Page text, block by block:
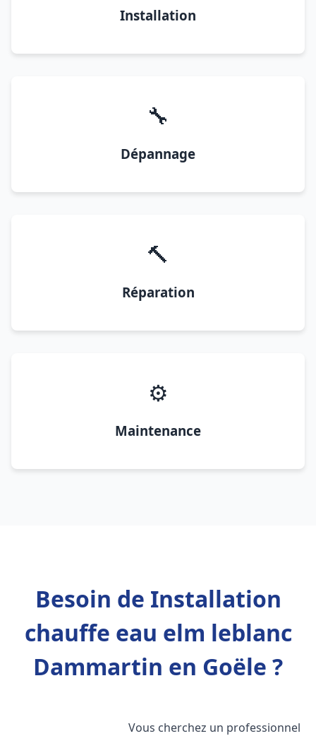
Installation
🔧
Dépannage
🔨
Réparation
⚙️
Maintenance
Besoin de Installation
chauffe eau elm leblanc
Dammartin en Goële ?
Vous cherchez un professionnel